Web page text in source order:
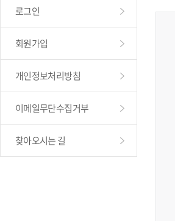
로그인
회원가입
개인정보처리방침
이메일무단수집거부
찾아오시는 길